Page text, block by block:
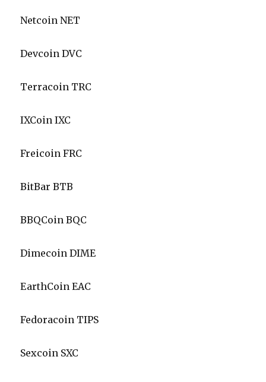
Netcoin NET
Devcoin DVC
Terracoin TRC
IXCoin IXC
Freicoin FRC
BitBar BTB
BBQCoin BQC
Dimecoin DIME
EarthCoin EAC
Fedoracoin TIPS
Sexcoin SXC